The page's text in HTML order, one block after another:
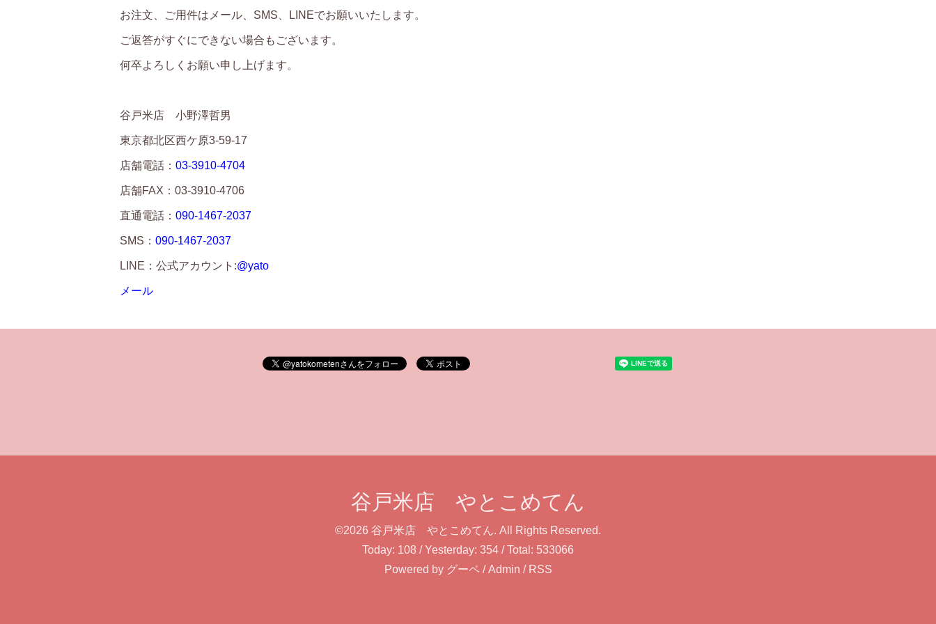
お注文、ご用件はメール、SMS、LINEでお願いいたします。
ご返答がすぐにできない場合もございます。
何卒よろしくお願い申し上げます。
谷戸米店 小野澤哲男
東京都北区西ケ原3-59-17
店舗電話： 03-3910-4704
店舗FAX：03-3910-4706
直通電話： 090-1467-2037
SMS： 090-1467-2037
LINE：公式アカウント:@yato
メール
谷戸米店 やとこめてん
©2026 谷戸米店 やとこめてん. All Rights Reserved.
Today: 108 / Yesterday: 354 / Total: 533066
Powered by グーペ/Admin / RSS